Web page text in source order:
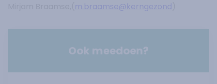
m.braamse@kerngezond
Ook meedoen?